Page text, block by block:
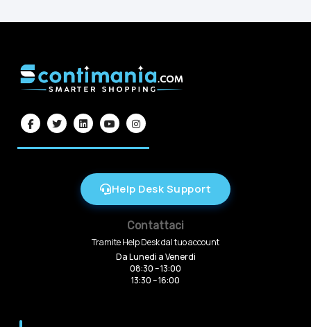
Help Desk Support
Contattaci
Tramite Help Desk dal tuo account
Da Lunedi a Venerdi
08:30 – 13:00
13:30 – 16:00